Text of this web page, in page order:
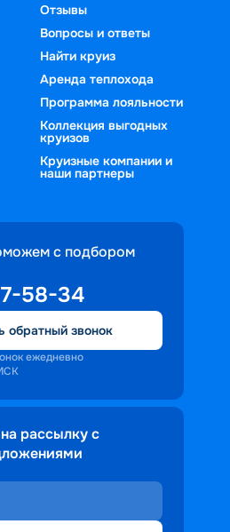
Отзывы
Вопросы и ответы
Найти круиз
Аренда теплохода
Программа лояльности
Коллекция выгодных
круизов
Круизные компании и
наши партнеры
с подбором
58-34
обратный звонок
ежедневно
рассылку с